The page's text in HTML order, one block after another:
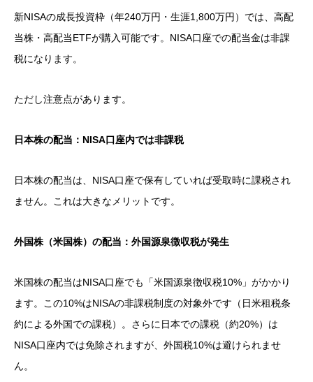
新NISAの成長投資枠（年240万円・生涯1,800万円）では、高配
当株・高配当ETFが購入可能です。NISA口座での配当金は非課
税になります。
ただし注意点があります。
日本株の配当：NISA口座内では非課税
日本株の配当は、NISA口座で保有していれば受取時に課税され
ません。これは大きなメリットです。
外国株（米国株）の配当：外国源泉徴収税が発生
米国株の配当はNISA口座でも「米国源泉徴収税10%」がかかり
ます。この10%はNISAの非課税制度の対象外です（日米租税条
約による外国での課税）。さらに日本での課税（約20%）は
NISA口座内では免除されますが、外国税10%は避けられませ
ん。